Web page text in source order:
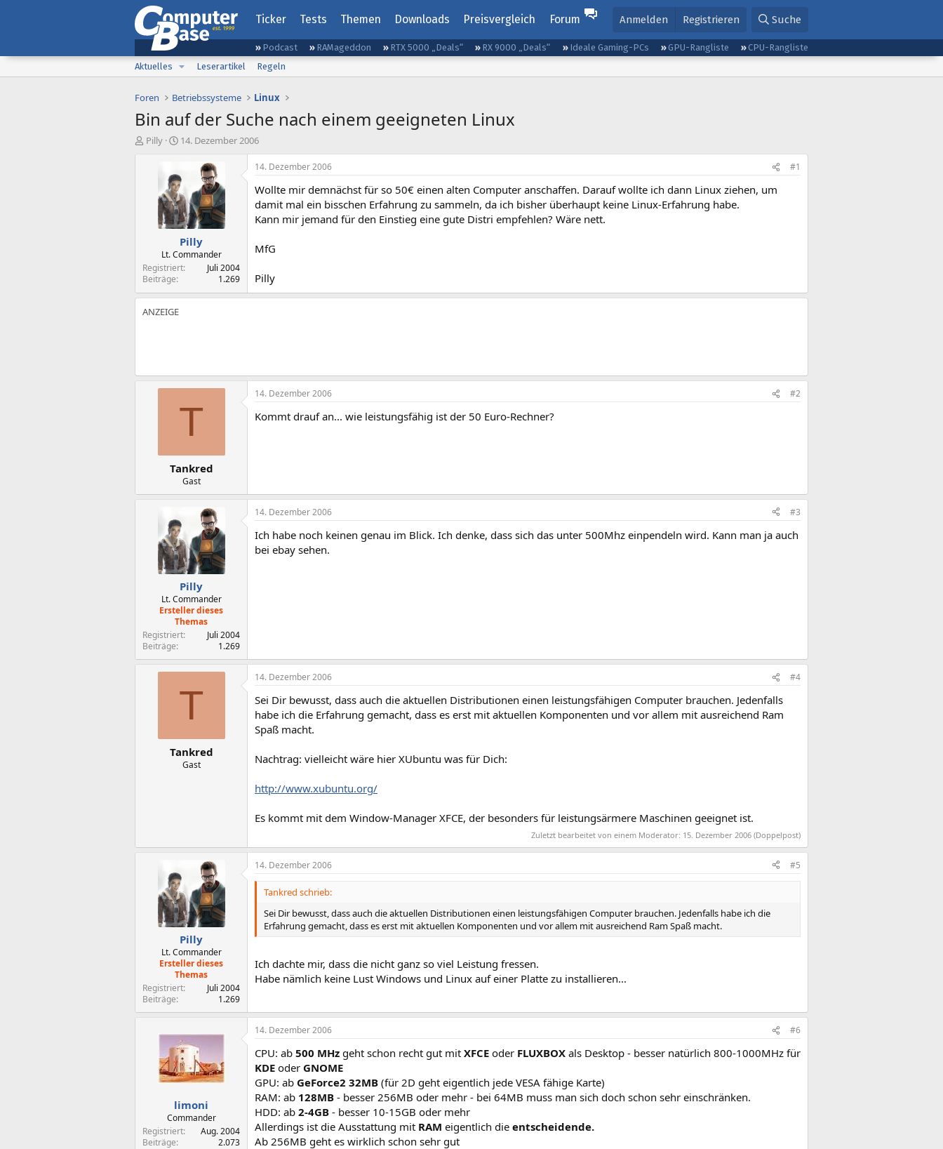
Ticker Tests Themen Downloads Preisvergleich Forum Anmelden Registrieren Suche
Podcast RAMageddon RTX 5000 „Deals“ RX 9000 „Deals“ Ideale Gaming-PCs GPU-Rangliste
CPU-Rangliste
Aktuelles
Leserartikel Regeln
Foren Betriebssysteme Linux
Bin auf der Suche nach einem geeigneten Linux
E
Pilly
E
t
e
l
l
t
a
m
14. Dezember 2006
Pilly
Lt. Commander
Registriert
Juli 2004
Beiträge
1.269
14. Dezember 2006 #1
Wollte mir demnächst für so 50€ einen alten Computer anschaffen. Darauf wollte ich dann Linux ziehen, um
damit mal ein bisschen Erfahrung zu sammeln, da ich bisher überhaupt keine Linux-Erfahrung habe.
Kann mir jemand für den Einstieg eine gute Distri empfehlen? Wäre nett.
MfG
Pilly
T
Tankred
Gast
14. Dezember 2006 #2
Kommt drauf an... wie leistungsfähig ist der 50 Euro-Rechner?
Pilly
Lt. Commander
Ersteller dieses
Themas
Registriert
Juli 2004
Beiträge
1.269
14. Dezember 2006 #3
Ich habe noch keinen genau im Blick. Ich denke, dass sich das unter 500Mhz einpendeln wird. Kann man ja auch
bei ebay sehen.
T
Tankred
Gast
14. Dezember 2006 #4
Sei Dir bewusst, dass auch die aktuellen Distributionen einen leistungsfähigen Computer brauchen. Jedenfalls
habe ich die Erfahrung gemacht, dass es erst mit aktuellen Komponenten und vor allem mit ausreichend Ram
Spaß macht.
Nachtrag: vielleicht wäre hier XUbuntu was für Dich:
http://www.xubuntu.org/
Es kommt mit dem Window-Manager XFCE, der besonders für leistungsärmere Maschinen geeignet ist.
Zuletzt bearbeitet von einem Moderator: 15. Dezember 2006 (Doppelpost)
Pilly
Lt. Commander
Ersteller dieses
Themas
Registriert
Juli 2004
Beiträge
1.269
14. Dezember 2006 #5
Tankred schrieb:
Sei Dir bewusst, dass auch die aktuellen Distributionen einen leistungsfähigen Computer brauchen. Jedenfalls habe ich die
Erfahrung gemacht, dass es erst mit aktuellen Komponenten und vor allem mit ausreichend Ram Spaß macht.
Ich dachte mir, dass die nicht ganz so viel Leistung fressen.
Habe nämlich keine Lust Windows und Linux auf einer Platte zu installieren...
limoni
Commander
Registriert
Aug. 2004
Beiträge
2.073
14. Dezember 2006 #6
CPU: ab 500 MHz geht schon recht gut mit XFCE oder FLUXBOX als Desktop - besser natürlich 800-1000MHz für
KDE oder GNOME
GPU: ab GeForce2 32MB (für 2D geht eigentlich jede VESA fähige Karte)
RAM: ab 128MB - besser 256MB oder mehr - bei 64MB muss man sich doch schon sehr einschränken.
HDD: ab 2-4GB - besser 10-15GB oder mehr
Allerdings ist die Ausstattung mit RAM eigentlich die entscheidende.
Ab 256MB geht es wirklich schon sehr gut